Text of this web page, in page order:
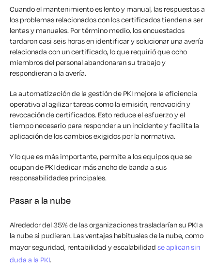
Cuando el mantenimiento es lento y manual, las respuestas a
los problemas relacionados con los certificados tienden a ser
lentas y manuales. Por término medio, los encuestados
tardaron casi seis horas en identificar y solucionar una avería
relacionada con un certificado, lo que requirió que ocho
miembros del personal abandonaran su trabajo y
respondieran a la avería.
La automatización de la gestión de PKI mejora la eficiencia
operativa al agilizar tareas como la emisión, renovación y
revocación de certificados. Esto reduce el esfuerzo y el
tiempo necesario para responder a un incidente y facilita la
aplicación de los cambios exigidos por la normativa.
Y lo que es más importante, permite a los equipos que se
ocupan de PKI dedicar más ancho de banda a sus
responsabilidades principales.
Pasar a la nube
Alrededor del 35% de las organizaciones trasladarían su PKI a
la nube si pudieran. Las ventajas habituales de la nube, como
mayor seguridad, rentabilidad y escalabilidad se aplican sin
duda a la PKI.